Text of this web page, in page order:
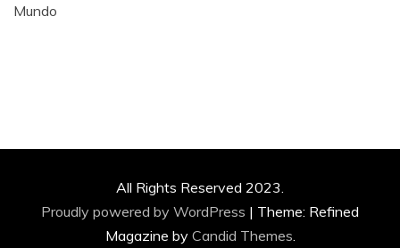
Mundo
All Rights Reserved 2023.
Proudly powered by WordPress | Theme: Refined
Magazine by Candid Themes